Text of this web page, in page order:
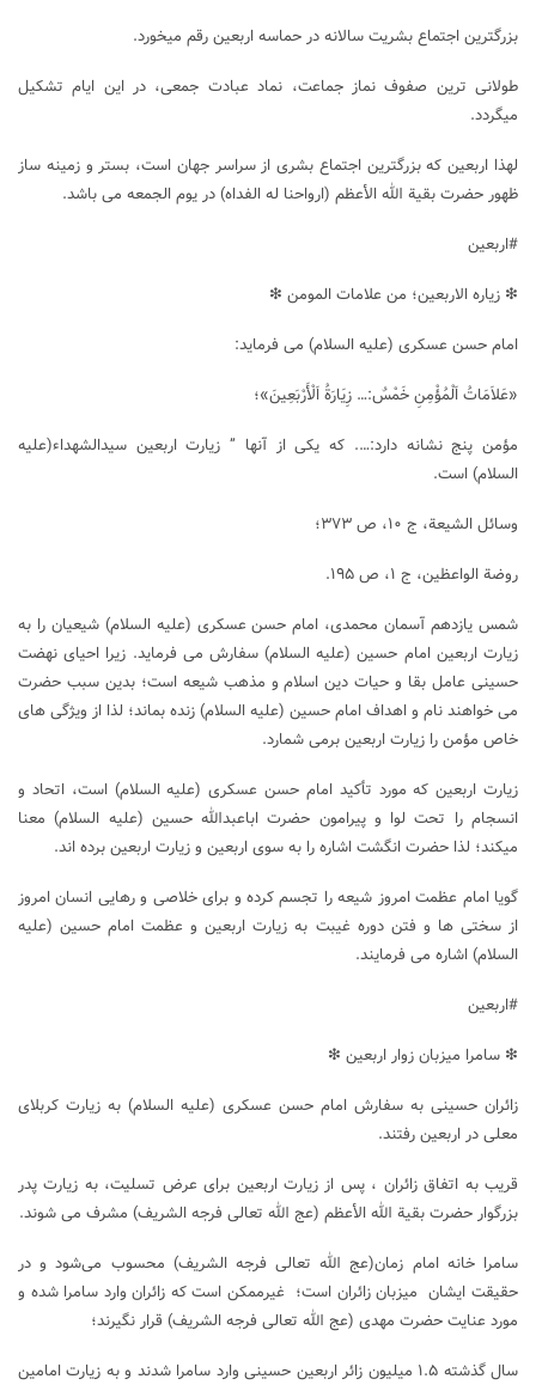
بزرگترین اجتماع بشریت سالانه در حماسه اربعین رقم میخورد.
طولانی ترین صفوف نماز جماعت، نماد عبادت جمعی، در این ایام تشکیل
میگردد.
لهذا اربعین که بزرگترین اجتماع بشری از سراسر جهان است، بستر و زمینه ساز
ظهور حضرت بقیة الله الأعظم (ارواحنا له الفداه) در یوم الجمعه می باشد.
#اربعین
❇ زیاره الاربعین؛ من علامات المومن ❇
امام حسن عسکری (علیه السلام) می فرماید:
«عَلاَمَاتُ اَلْمُؤْمِنِ خَمْسٌ:… زِيَارَةُ اَلْأَرْبَعِينَ»؛
مؤمن پنج نشانه دارد:…. که یکی از آنها ” زيارت اربعين سیدالشهداء(علیه
السلام) است.
وسائل الشيعة، ج ۱۰، ص ۳۷۳؛
روضة الواعظین، ج ۱، ص ۱۹۵.
شمس یازدهم آسمان محمدی، امام حسن عسکری (علیه السلام) شیعیان را به
زیارت اربعین امام حسین (علیه السلام) سفارش می فرماید. زیرا احیای نهضت
حسینی عامل بقا و حیات دین اسلام و مذهب شیعه است؛ بدین سبب حضرت
می ‌خواهند نام و اهداف امام حسین (علیه السلام) زنده بماند؛ لذا از ویژگی ‌های
خاص مؤمن را زیارت اربعین برمی ‌شمارد.
زیارت اربعین که مورد تأکید امام حسن عسکری (علیه السلام) است، اتحاد و
انسجام را تحت لوا و پیرامون حضرت اباعبدالله حسین (علیه السلام) معنا
میکند؛ لذا حضرت انگشت ‌اشاره را به سوی اربعین و زیارت اربعین برده‌ اند.
گویا امام عظمت امروز شیعه را تجسم کرده و برای خلاصی و رهایی انسان امروز
از سختی ‌ها و فتن دوره غیبت به زیارت اربعین و عظمت امام‌ حسین‌ (علیه
السلام) ‌اشاره می ‌فرمایند.
#اربعین
❇ سامرا میزبان زوار اربعین ❇
زائران حسینی به سفارش امام حسن عسکری (علیه السلام) به زیارت کربلای
معلی در اربعین رفتند.
قریب به اتفاق زائران ، پس از زیارت اربعین برای عرض تسلیت، به زیارت پدر
بزرگوار حضرت بقیة الله الأعظم (عج الله تعالی فرجه الشریف) مشرف می شوند.
سامرا خانه امام زمان(عج الله تعالی فرجه الشریف) محسوب می‌شود و در
حقیقت ایشان میزبان زائران است؛ ‌ غیرممکن است که زائران وارد سامرا شده و
مورد عنایت حضرت مهدی (عج الله تعالی فرجه الشریف) قرار نگیرند؛
سال گذشته ۱.۵ میلیون زائر اربعین حسینی وارد سامرا شدند و به زیارت امامین